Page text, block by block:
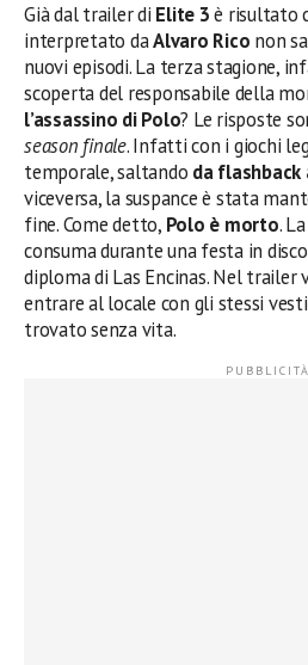
Già dal trailer di Elite 3è risultato
interpretato daAlvaro Rico non
nuovi episodi. La terza stagione,
scoperta del responsabile della
l’assassino di Polo? Le risposte
season finale. Infatti con i giochi
temporale, saltando da
viceversa, la suspance è stata
fine. Come detto, Polo è morto.
consuma durante una festa in
diploma di Las Encinas. Nel trailer
entrare al locale con gli stessi
trovato senza vita.